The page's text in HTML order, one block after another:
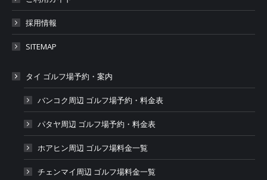
採用情報
SITEMAP
タイ ゴルフ場予約・案内
バンコク周辺 ゴルフ場予約・料金表
パタヤ周辺 ゴルフ場予約・料金表
ホアヒン周辺 ゴルフ場料金一覧
チェンマイ周辺 ゴルフ場料金一覧